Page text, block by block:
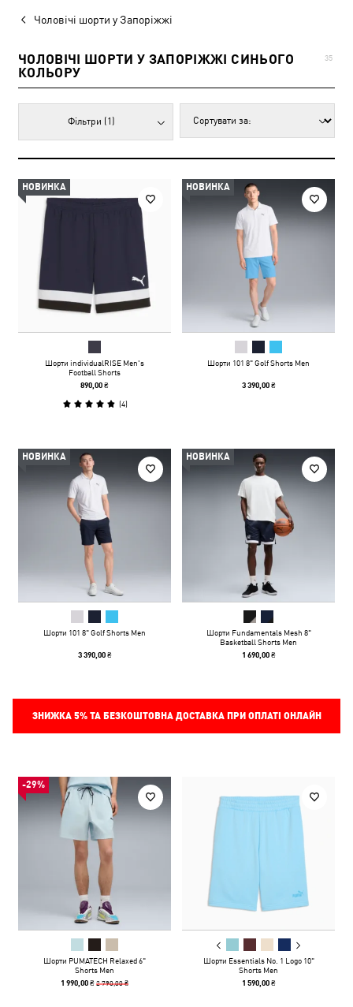
Чоловічі шорти у Запоріжжі
ЧОЛОВІЧІ ШОРТИ У ЗАПОРІЖЖІ СИНЬОГО
КОЛЬОРУ
35
Фільтри (1)
НОВИНКА
Шорти individualRISE Men's
Football Shorts
890,00 ₴
(4)
НОВИНКА
Шорти 101 8" Golf Shorts Men
3 390,00 ₴
НОВИНКА
Шорти 101 8" Golf Shorts Men
3 390,00 ₴
НОВИНКА
Шорти Fundamentals Mesh 8"
Basketball Shorts Men
1 690,00 ₴
ЗНИЖКА 5%ТА БЕЗКОШТОВНА ДОСТАВКА ПРИ ОПЛАТІ ОНЛАЙН
-29%
Шорти PUMATECH Relaxed 6"
Shorts Men
1 990,00 ₴2 790,00 ₴
Шорти Essentials No. 1 Logo 10"
Shorts Men
1 590,00 ₴